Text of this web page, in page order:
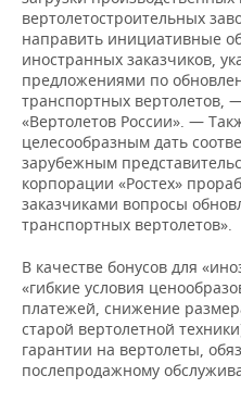
вертолетостроительных
направить инициативные
иностранных заказчиков,
предложениями по
транспортных вертолетов,
«Вертолетов России». —
целесообразным дать
зарубежным
корпорации «Ростех»
заказчиками вопросы
транспортных вертолетов».
В качестве бонусов для
«гибкие условия
платежей, снижение
старой вертолетной
гарантии на вертолеты,
послепродажному